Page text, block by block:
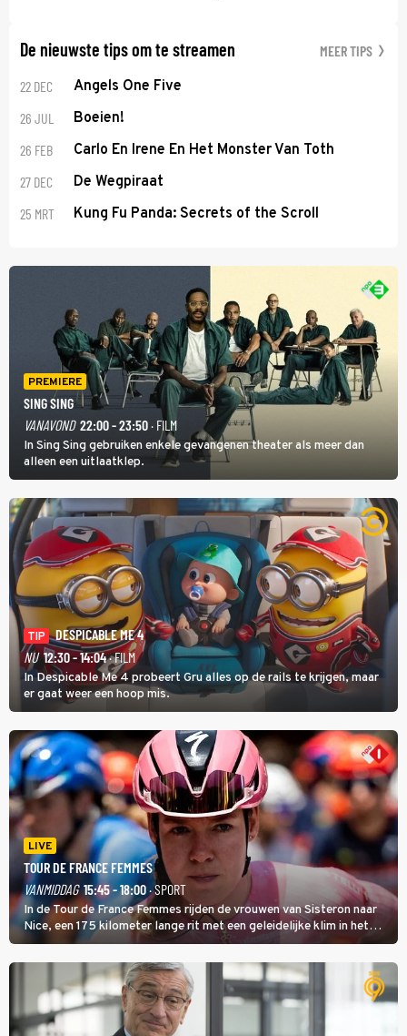
De nieuwste tips om te streamen MEER TIPS
22 DEC Angels One Five
26 JUL Boeien!
26 FEB Carlo En Irene En Het Monster Van Toth
27 DEC De Wegpiraat
25 MRT Kung Fu Panda: Secrets of the Scroll
PREMIERE
SING SING
VANAVOND 22:00 - 23:50· FILM
In Sing Sing gebruiken enkele gevangenen theater als meer dan
alleen een uitlaatklep.
TIP
DESPICABLE ME 4
NU 12:30 - 14:04· FILM
In Despicable Me 4 probeert Gru alles op de rails te krijgen, maar
er gaat weer een hoop mis.
LIVE
TOUR DE FRANCE FEMMES
VANMIDDAG 15:45 - 18:00· SPORT
In de Tour de France Femmes rijden de vrouwen van Sisteron naar
Nice, een 175 kilometer lange rit met een geleidelijke klim in het
midden. Dat is mogelijk niet de zwaarste hindernis, dat is de
temperatuur. Het kan in Nice namelijk bloedheet worden.